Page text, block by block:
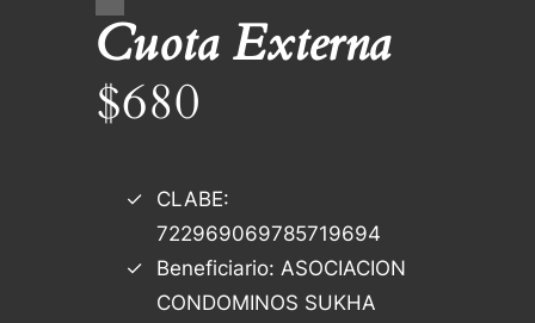
Cuota Externa
$680
CLABE:
722969069785719694
Beneficiario: ASOCIACION
CONDOMINOS SUKHA